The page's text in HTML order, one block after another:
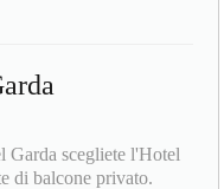
Garda scegliete l'Hotel
di balcone privato.